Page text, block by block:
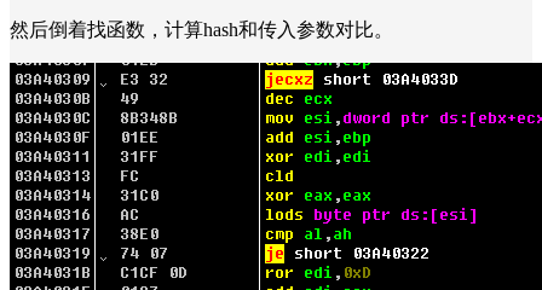
然后倒着找函数，计算hash和传入参数对比。